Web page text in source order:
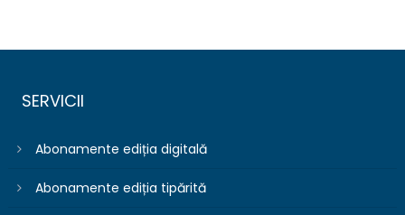
SERVICII
Abonamente ediția digitală
Abonamente ediția tipărită